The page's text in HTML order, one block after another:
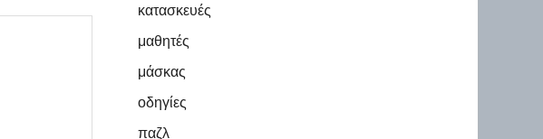
κατασκευές
μαθητές
μάσκας
οδηγίες
παζλ